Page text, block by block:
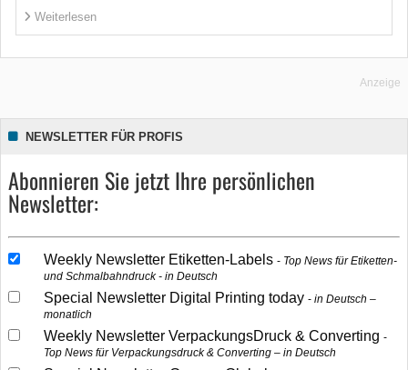
Weiterlesen
Anzeige
NEWSLETTER FÜR PROFIS
Abonnieren Sie jetzt Ihre persönlichen
Newsletter:
Weekly Newsletter Etiketten-Labels
Top News für Etiketten-
und Schmalbahndruck - in Deutsch
Special Newsletter Digital Printing today
in Deutsch –
monatlich
Weekly Newsletter VerpackungsDruck & Converting
Top News für Verpackungsdruck & Converting – in Deutsch